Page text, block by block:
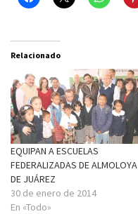
Relacionado
EQUIPAN A ESCUELAS
FEDERALIZADAS DE ALMOLOYA
DE JUÁREZ
30 de enero de 2014
En «Todo»